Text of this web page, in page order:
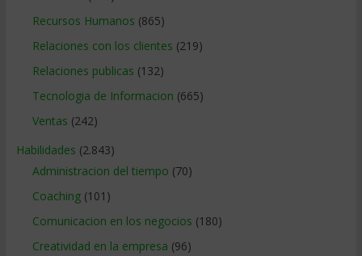
Recursos Humanos (865)
Relaciones con los clientes (219)
Relaciones publicas (132)
Tecnologia de Informacion (665)
Ventas (242)
Habilidades (2.843)
Administracion del tiempo (70)
Coaching(101)
Comunicacion en los negocios (180)
Creatividad en la empresa (96)